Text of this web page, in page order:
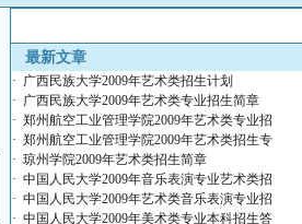
最新文章
· 广西民族大学2009年艺术类招生计划
· 广西民族大学2009年艺术类专业招生简章
· 郑州航空工业管理学院2009年艺术类专业招
· 郑州航空工业管理学院2009年艺术类招生专
· 琼州学院2009年艺术类招生简章
· 中国人民大学2009年音乐表演专业艺术类招
· 中国人民大学2009年艺术类音乐表演专业招
· 中国人民大学2009年美术类专业本科招生答